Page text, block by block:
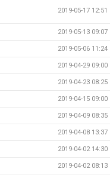
2019-05-17 12:51
2019-05-13 09:07
2019-05-06 11:24
2019-04-29 09:00
2019-04-23 08:25
2019-04-15 09:00
2019-04-09 08:35
2019-04-08 13:37
2019-04-02 14:30
2019-04-02 08:13